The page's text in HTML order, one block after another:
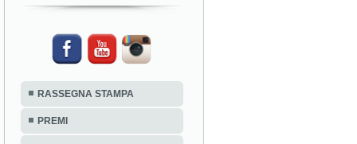
RASSEGNA STAMPA
PREMI